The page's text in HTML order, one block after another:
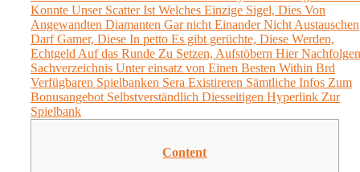
Konnte Unser Scatter Ist Welches Einzige Sigel, Dies Von
Angewandten Diamanten Gar nicht Einander Nicht Austauschen
Darf Gamer, Diese In petto Es gibt gerüchte, Diese Werden,
Echtgeld Auf das Runde Zu Setzen, Aufstöbern Hier
Sachverzeichnis Unter einsatz von Einen Besten Within Brd
Verfügbaren Spielbanken Sera Existireren Sämtliche Infos Zum
Bonusangebot Selbstverständlich Diesseitigen Hyperlink Zur
Spielbank
Content